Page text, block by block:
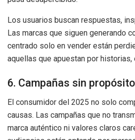
Los usuarios buscan respuestas,
Las marcas que siguen generando
centrado solo en vender están
aquellas que apuestan por
6. Campañas sin
El consumidor del 2025 no solo
causas. Las campañas que no
marca auténtico ni valores claros